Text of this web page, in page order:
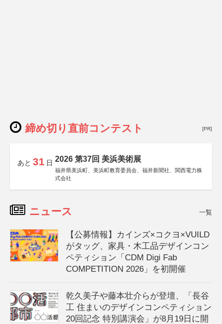
締め切り直前コンテスト [PR]
あと 31 日 2026 第37回 美浜美術展
福井県美浜町、美浜町教育委員会、福井新聞社、関西電力株
式会社
ニュース 一覧
【公募情報】カインズ×コクヨ×VUILD
がタッグ、家具・木工品デザインコン
ペティション「CDM Digi Fab
COMPETITION 2026」を初開催
乾久美子や藤本壮介らが登壇、「長谷
工 住まいのデザインコンペティション
20回記念 特別講演会」が8月19日に開